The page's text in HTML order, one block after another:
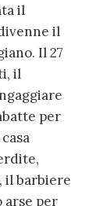
il
il
Il 27
il
per
il barbiere
arse per